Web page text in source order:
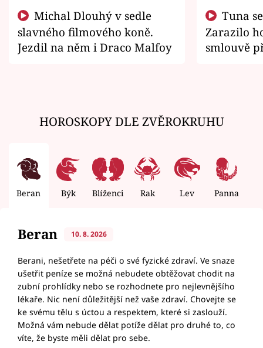
slavného filmového koně.
Jezdil na něm i Draco Malfoy
Zarazilo
smlouvě
HOROSKOPY DLE ZVĚROKRUHU
Beran Býk Blíženci Rak Lev Panna
Beran 10. 8. 2026
Berani, nešetřete na péči o své fyzické zdraví. Ve snaze
ušetřit peníze se možná nebudete obtěžovat chodit na
zubní prohlídky nebo se rozhodnete pro nejlevnějšího
lékaře. Nic není důležitější než vaše zdraví. Chovejte se
ke svému tělu s úctou a respektem, které si zaslouží.
Možná vám nebude dělat potíže dělat pro druhé to, co
víte, že byste měli dělat pro sebe.